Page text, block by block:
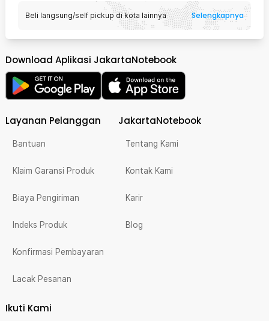
Beli langsung/self pickup di kota lainnya Selengkapnya
Download Aplikasi JakartaNotebook
Layanan Pelanggan
Bantuan
Klaim Garansi Produk
Biaya Pengiriman
Indeks Produk
Konfirmasi Pembayaran
Lacak Pesanan
JakartaNotebook
Tentang Kami
Kontak Kami
Karir
Blog
Ikuti Kami